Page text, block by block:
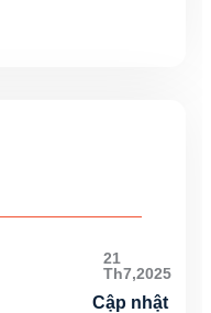
21
Th7,2025
Cập nhật